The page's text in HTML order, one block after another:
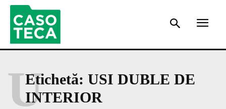
Etichetă: USI DUBLE DE
INTERIOR
U